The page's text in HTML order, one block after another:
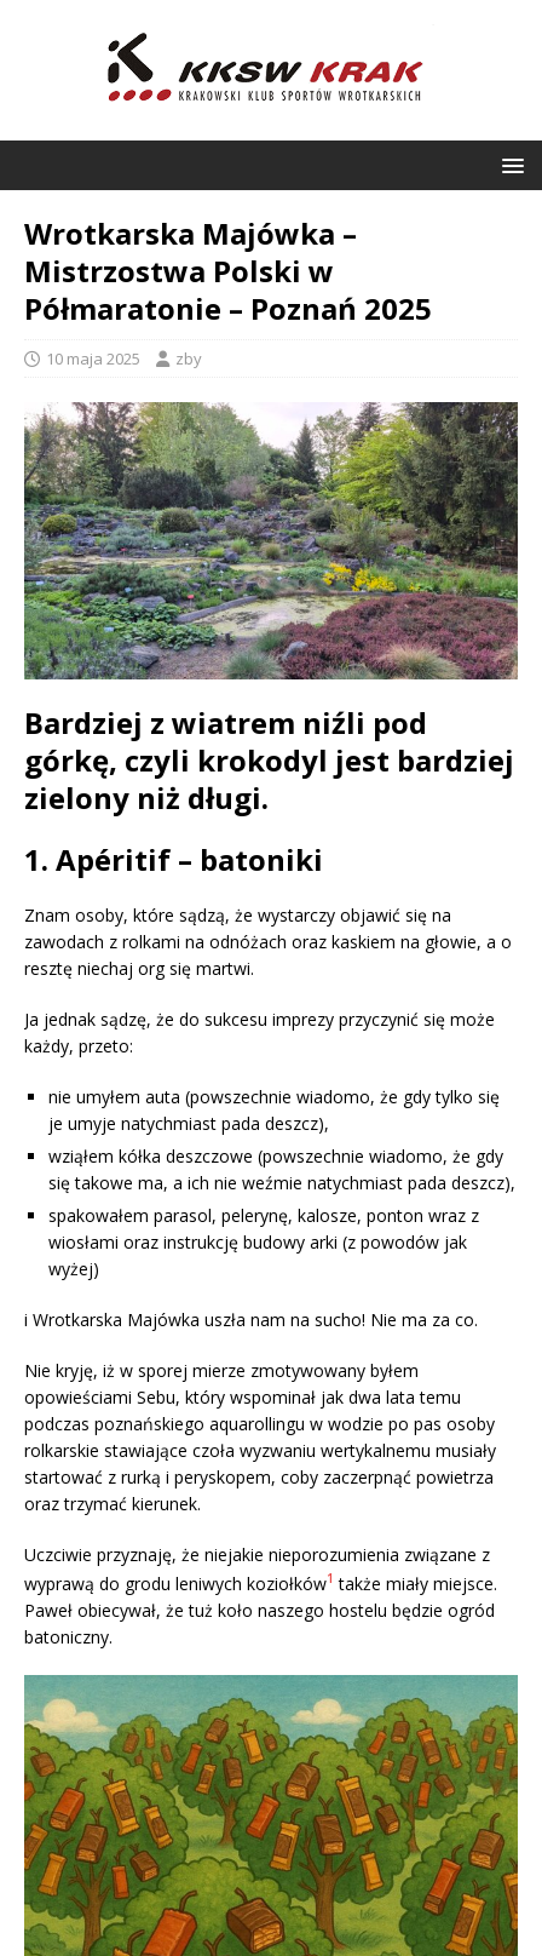
Wrotkarska Majówka –
Mistrzostwa Polski w
Półmaratonie – Poznań 2025
10 maja 2025 zby
Bardziej z wiatrem niźli pod
górkę, czyli krokodyl jest bardziej
zielony niż długi.
1. Apéritif – batoniki
Znam osoby, które sądzą, że wystarczy objawić się na
zawodach z rolkami na odnóżach oraz kaskiem na głowie, a o
resztę niechaj org się martwi.
Ja jednak sądzę, że do sukcesu imprezy przyczynić się może
każdy, przeto:
nie umyłem auta (powszechnie wiadomo, że gdy tylko się
je umyje natychmiast pada deszcz),
wziąłem kółka deszczowe (powszechnie wiadomo, że gdy
się takowe ma, a ich nie weźmie natychmiast pada deszcz),
spakowałem parasol, pelerynę, kalosze, ponton wraz z
wiosłami oraz instrukcję budowy arki (z powodów jak
wyżej)
i Wrotkarska Majówka uszła nam na sucho! Nie ma za co.
Nie kryję, iż w sporej mierze zmotywowany byłem
opowieściami Sebu, który wspominał jak dwa lata temu
podczas poznańskiego aquarollingu w wodzie po pas osoby
rolkarskie stawiające czoła wyzwaniu wertykalnemu musiały
startować z rurką i peryskopem, coby zaczerpnąć powietrza
oraz trzymać kierunek.
Uczciwie przyznaję, że niejakie nieporozumienia związane z
wyprawą do grodu leniwych koziołków1 także miały miejsce.
Paweł obiecywał, że tuż koło naszego hostelu będzie ogród
batoniczny.